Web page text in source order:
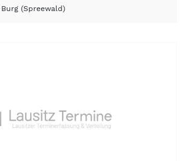
| Burg (Spreewald)